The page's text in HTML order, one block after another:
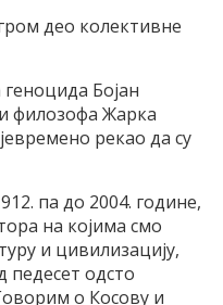
део колективне
Бојан
филозофа Жарка
рекао да су
па до 2004. године,
на којима смо
и цивилизацију,
педесет одсто
о Косову и